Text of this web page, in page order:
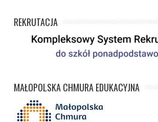
REKRUTACJA
MAŁOPOLSKA CHMURA EDUKACYJNA